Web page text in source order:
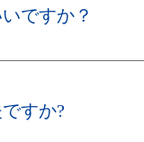
ですか？
すか?